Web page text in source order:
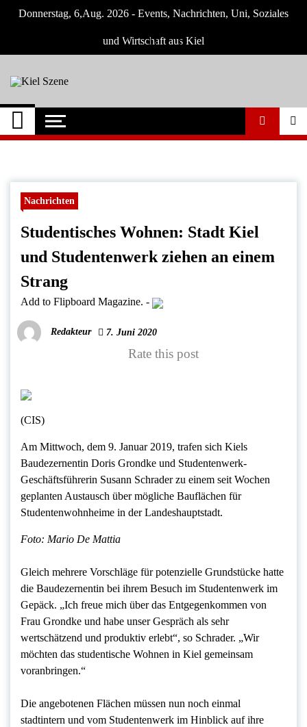
Skip
Donnerstag, 6,Aug. 2026 - Events, Nachrichten, Uni, Soziales
und Wirtschaft aus Kiel
Kiel Szene
Neuigkeiten und Nachrichten aus Kiel und
Umgebung
Nachrichten
Studentisches Wohnen: Stadt Kiel
und Studentenwerk ziehen an einem
Strang
Add to Flipboard Magazine. -
Redakteur 7. Juni 2020
Rate this post
(CIS)
Am Mittwoch, dem 9. Januar 2019, trafen sich Kiels
Baudezernentin Doris Grondke und Studentenwerk-
Geschäftsführerin Susann Schrader zu einem seit Wochen
geplanten Austausch über mögliche Bauflächen für
Studentenwohnheime in der Landeshauptstadt.
Foto: Mario De Mattia
Gleich mehrere Vorschläge für potenzielle Grundstücke hatte
die Baudezernentin bei ihrem Besuch im Studentenwerk im
Gepäck. „Ich freue mich über das Entgegenkommen von
Frau Grondke und habe unser Gespräch als sehr
wertschätzend und produktiv erlebt“, so Schrader. „Wir
möchten das studentische Wohnen in Kiel gemeinsam
voranbringen.“
Die angebotenen Flächen müssen nun noch einmal
stadtintern und vom Studentenwerk im Hinblick auf ihre